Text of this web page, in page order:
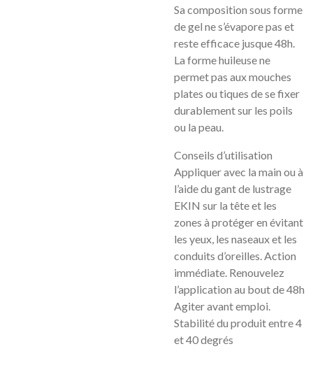
Sa composition sous forme
de gel ne s’évapore pas et
reste efficace jusque 48h.
La forme huileuse ne
permet pas aux mouches
plates ou tiques de se fixer
durablement sur les poils
ou la peau.
Conseils d’utilisation
Appliquer avec la main ou à
l’aide du gant de lustrage
EKIN sur la tête et les
zones à protéger en évitant
les yeux, les naseaux et les
conduits d’oreilles. Action
immédiate. Renouvelez
l’application au bout de 48h
Agiter avant emploi.
Stabilité du produit entre 4
et 40 degrés